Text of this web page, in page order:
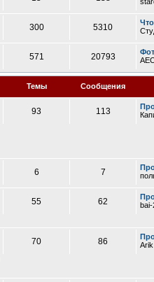
300 5310
571 20793
Темы Сообщения
93 113
6 7
55 62
70 86
Arik